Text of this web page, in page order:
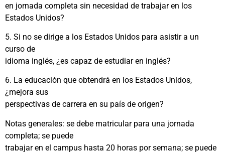
en jornada completa sin necesidad de trabajar en los
Estados Unidos?
5. Si no se dirige a los Estados Unidos para asistir a un
curso de
idioma inglés, ¿es capaz de estudiar en inglés?
6. La educación que obtendrá en los Estados Unidos,
¿mejora sus
perspectivas de carrera en su país de origen?
Notas generales: se debe matricular para una jornada
completa; se puede
trabajar en el campus hasta 20 horas por semana; se puede